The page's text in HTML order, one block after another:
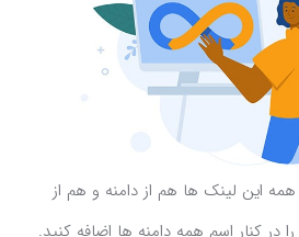
این لینک ها هم از دامنه و هم از
URL حذف شده، Domain را در کنار اسم همه دامنه ها اضافه کنید.